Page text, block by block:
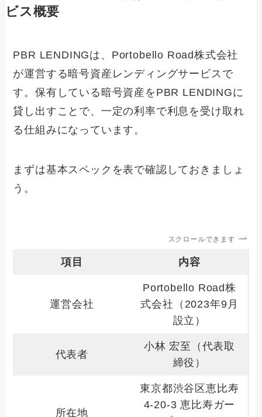
ビス概要
PBR LENDINGは、Portobello Road株式会社
が運営する暗号資産レンディングサービスで
す。保有している暗号資産をPBR LENDINGに
貸し出すことで、一定の利率で利息を受け取れ
る仕組みになっています。
まずは基本スペックを表で確認しておきましょ
う。
スクロールできます
項目 内容
運営会社
Portobello Road株
式会社（2023年9月
設立）
代表者
小林 宏至（代表取
締役）
所在地
東京都渋谷区恵比寿
4-20-3 恵比寿ガー